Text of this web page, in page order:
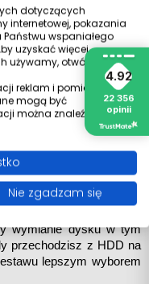
4.92
22 356
opinii
komputer?
na utworzeniu dokładnej
programami i danymi.
układ kontrolerów,
vs RAID). System
może w ogóle się nie
przenosisz całe
– tymczasowe
błędy rejestru.
wymianie dysku w tym
przechodzisz z HDD na
lepszym wyborem
dotyczących
internetowej, pokazania
wspaniałego
uzyskać więcej
otwórz
reklam i pomiaru
mogą być
można znaleźć
tutaj.
Nie zgadzam się